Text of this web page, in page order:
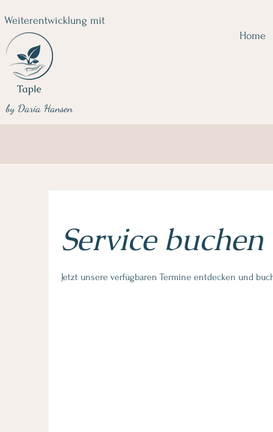
Weiterentwicklung mit
by Daria Hansen
Home
Service buchen
Jetzt unsere verfügbaren Termine entdecken und